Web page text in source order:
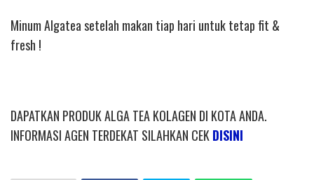
Minum Algatea setelah makan tiap hari untuk tetap fit &
fresh !
DAPATKAN PRODUK ALGA TEA KOLAGEN DI KOTA ANDA.
INFORMASI AGEN TERDEKAT SILAHKAN CEKDISINI